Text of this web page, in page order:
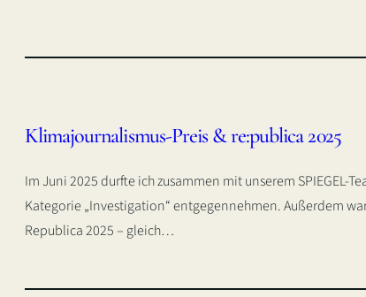
Klimajournalismus-Preis & re:publica 2025
Im Juni 2025 durfte ich zusammen mit unserem SPIEGEL-
Kategorie „Investigation“ entgegennehmen. Außerdem
Republica 2025 – gleich…